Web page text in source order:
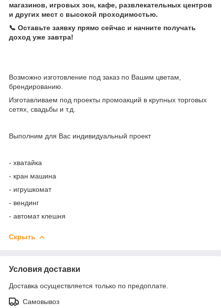
магазинов, игровых зон, кафе, развлекательных центров
и других мест с высокой проходимостью.
📞 Оставьте заявку прямо сейчас и начните получать
доход уже завтра!
Возможно изготовление под заказ по Вашим цветам,
брендированию.
Изготавливаем под проекты промоакций в крупных торговых
сетях, свадьбы и т.д.
Выполним для Вас индивидуальный проект
- хватайка
- кран машина
- игрушкомат
- вендинг
- автомат клешня
Скрыть
Условия доставки
Доставка осуществляется только по предоплате.
Самовывоз